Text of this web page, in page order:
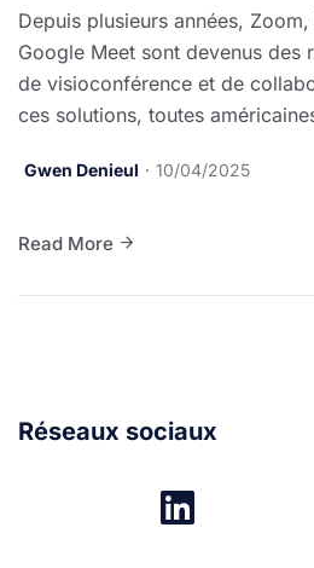
Depuis plusieurs années,
Google Meet sont devenus des
de visioconférence et de
ces solutions, toutes
Gwen Denieul 10/04/2025
Read More
Réseaux sociaux